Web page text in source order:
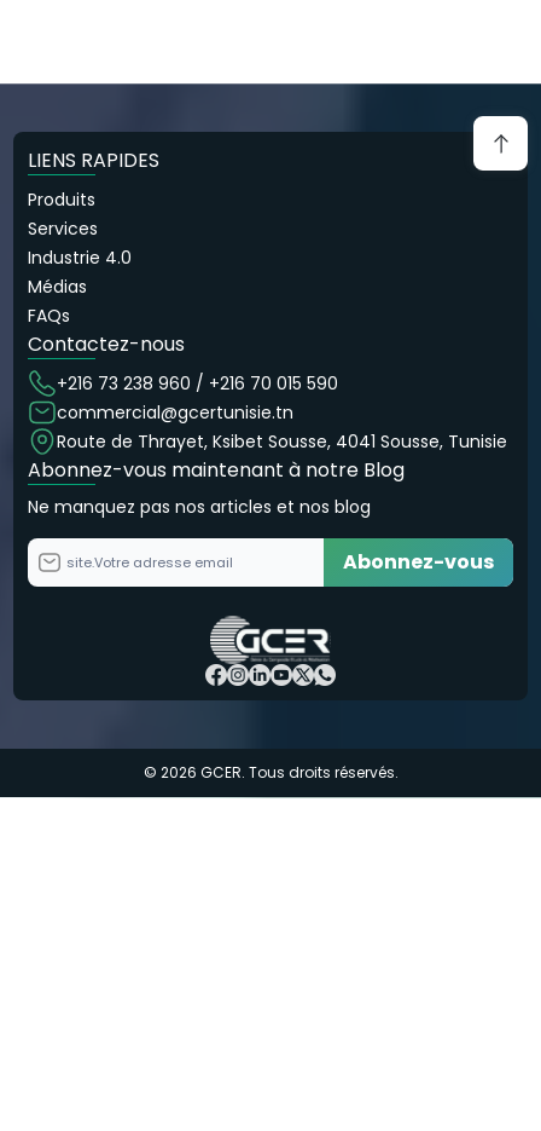
Contactez-nous
+216 73 238 960 / +216 70 015 590
commercial@gcertunisie.tn
Route de Thrayet, Ksibet Sousse, 4041 Sousse, Tunisie
LIENS RAPIDES
Produits
Services
Industrie 4.0
Médias
FAQs
Abonnez-vous maintenant à notre Blog
Ne manquez pas nos articles et nos blog
site.Votre adresse email Abonnez-vous
© 2026 GCER. Tous droits réservés.